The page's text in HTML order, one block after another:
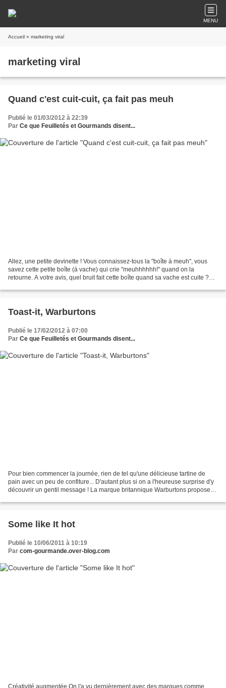
MENU
Accueil » marketing viral
marketing viral
Quand c'est cuit-cuit, ça fait pas meuh
Publié le 01/03/2012 à 22:39
Par Ce que Feuilletés et Gourmands disent...
Allez, une petite devinette ! Vous connaissez-tous la "boîte à meuh", vous
savez cette petite boîte (à vache) qui crie "meuhhhhhh!" quand on la
retourne. A votre avis, quel bruit fait cette boîte quand sa vache est cuite ?
Toast-it, Warburtons
Publié le 17/02/2012 à 07:00
Par Ce que Feuilletés et Gourmands disent...
Pour bien commencer la journée, rien de tel qu'une délicieuse tartine de
pain avec un peu de confiture... D'autant plus si on a l'heureuse surprise d'y
découvrir un gentil message ! La marque britannique Warburtons propose
Some like It hot
Publié le 10/06/2011 à 10:19
Par com-gourmande.over-blog.com
Créativité augmentée On l'a vu dernièrement avec des marques comme